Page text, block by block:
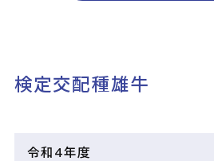
検定交配種雄牛
令和4年度